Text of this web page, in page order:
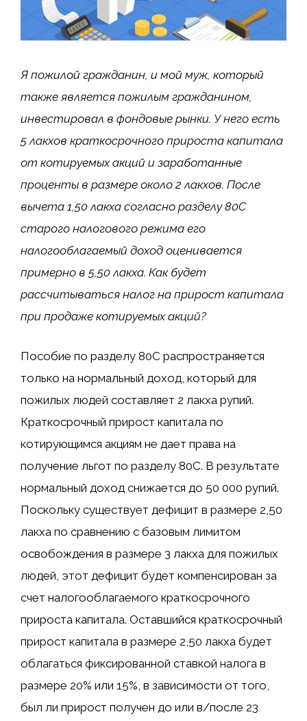
Я пожилой гражданин, и мой муж, который
также является пожилым гражданином,
инвестировал в фондовые рынки. У него есть
5 лакхов краткосрочного прироста капитала
от котируемых акций и заработанные
проценты в размере около 2 лакхов. После
вычета 1,50 лакха согласно разделу 80C
старого налогового режима его
налогооблагаемый доход оценивается
примерно в 5,50 лакха. Как будет
рассчитываться налог на прирост капитала
при продаже котируемых акций?
Пособие по разделу 80C распространяется
только на нормальный доход, который для
пожилых людей составляет 2 лакха рупий.
Краткосрочный прирост капитала по
котирующимся акциям не дает права на
получение льгот по разделу 80C. В результате
нормальный доход снижается до 50 000 рупий.
Поскольку существует дефицит в размере 2,50
лакха по сравнению с базовым лимитом
освобождения в размере 3 лакха для пожилых
людей, этот дефицит будет компенсирован за
счет налогооблагаемого краткосрочного
прироста капитала. Оставшийся краткосрочный
прирост капитала в размере 2,50 лакха будет
облагаться фиксированной ставкой налога в
размере 20% или 15%, в зависимости от того,
был ли прирост получен до или в/после 23